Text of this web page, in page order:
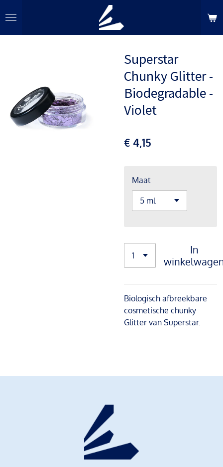
direct
naar
Superstar
Chunky Glitter -
Biodegradable -
Violet
€ 4,15
Maat
In
Biologisch afbreekbare
cosmetische chunky
Glitter van Superstar.